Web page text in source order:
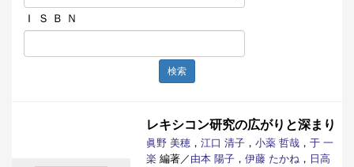
Ｉ Ｓ Ｂ Ｎ
検索
レキシコン研究の広がりと深まり
眞野 美穂 ， 江口 清子 ， 小薬 哲哉 ， 于 一
楽 編著／ 由本 陽子 ， 伊藤 たかね ， 日高